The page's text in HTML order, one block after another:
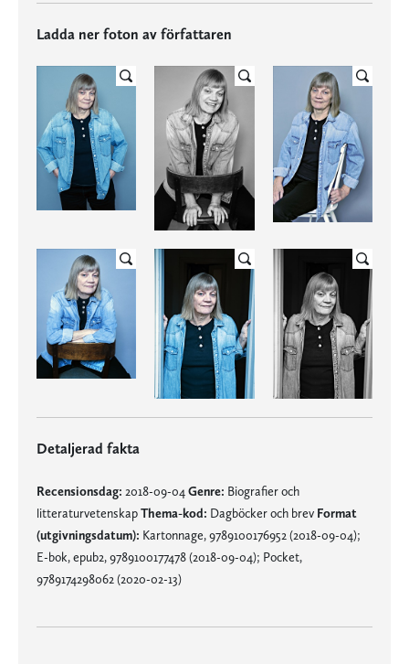
Ladda ner foton av författaren
Detaljerad fakta
Recensionsdag: 2018-09-04 Genre: Biografier och
litteraturvetenskapThema-kod: Dagböcker och brev Format
(utgivningsdatum): Kartonnage, 9789100176952 (2018-09-04);
E-bok, epub2, 9789100177478 (2018-09-04); Pocket,
9789174298062 (2020-02-13)